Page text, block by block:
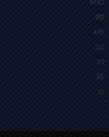
1042
481
439
212
93
55
51